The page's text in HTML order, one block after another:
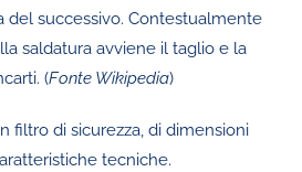
del successivo. Contestualmente
saldatura avviene il taglio e la
(Fonte Wikipedia)
filtro di sicurezza, di dimensioni
tecniche.